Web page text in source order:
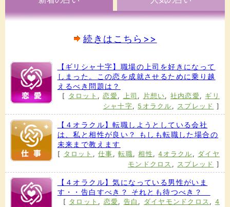
続きはこちら>>
【ギリシャ十字】職場の上司を好きになって
しまった。この恋を成就させるために乗り越
えるべき問題は？
[ タロット ,恋愛, 上司 , 片想い, 社内恋愛, ギリ
シャ十字, 5オラクル , スプレッド ]
【４オラクル】転職しようとしている会社
は、私と相性が良い？ もしも転職した場合の
未来まで教えます
[ タロット ,仕事 ,転職,相性 ,4オラクル , ダイヤ
モンドクロス , スプレッド ]
【４オラクル】気になっている男性がいま
す・・告白すべき？ それとも待つべき？
[ タロット , 恋愛, 告白 , ダイヤモンドクロス , 4